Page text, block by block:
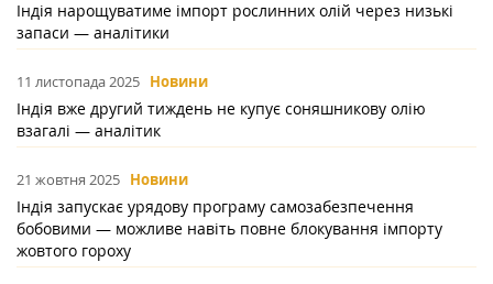
Індія нарощуватиме імпорт рослинних олій через низькі
запаси — аналітики
11 листопада 2025 Новини
Індія вже другий тиждень не купує соняшникову олію
взагалі — аналітик
21 жовтня 2025 Новини
Індія запускає урядову програму самозабезпечення
бобовими — можливе навіть повне блокування імпорту
жовтого гороху